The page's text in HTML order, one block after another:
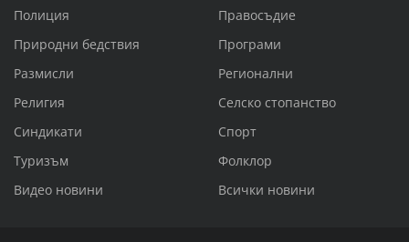
Полиция
Правосъдие
Природни бедствия
Програми
Размисли
Регионални
Религия
Селско стопанство
Синдикати
Спорт
Туризъм
Фолклор
Видео новини
Всички новини